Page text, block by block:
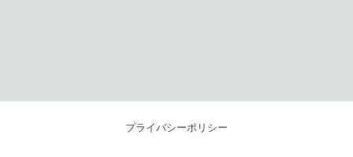
プライバシーポリシー